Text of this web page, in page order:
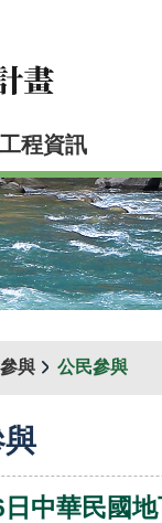
工程資訊
與 公民參與
中華民國